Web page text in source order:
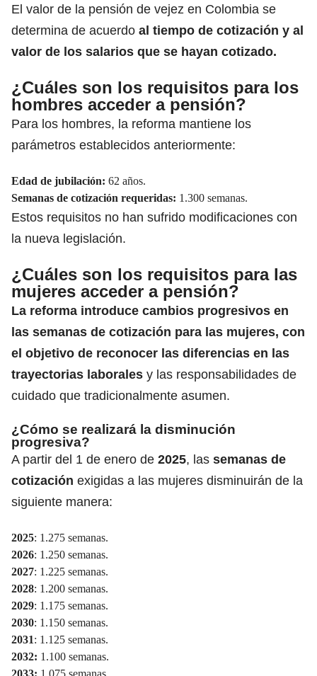
El valor de la pensión de vejez en Colombia se
determina de acuerdo al tiempo de cotización y al
valor de los salarios que se hayan cotizado.
¿Cuáles son los requisitos para los
hombres acceder a pensión?
Para los hombres, la reforma mantiene los
parámetros establecidos anteriormente:
Edad de jubilación: 62 años.
Semanas de cotización requeridas: 1.300 semanas.
Estos requisitos no han sufrido modificaciones con
la nueva legislación.
¿Cuáles son los requisitos para las
mujeres acceder a pensión?
La reforma introduce cambios progresivos en
las semanas de cotización para las mujeres, con
el objetivo de reconocer las diferencias en las
trayectorias laborales y las responsabilidades de
cuidado que tradicionalmente asumen.
¿Cómo se realizará la disminución
progresiva?
A partir del 1 de enero de 2025, las semanas de
cotización exigidas a las mujeres disminuirán de la
siguiente manera:
2025: 1.275 semanas.
2026: 1.250 semanas.
2027: 1.225 semanas.
2028: 1.200 semanas.
2029: 1.175 semanas.
2030: 1.150 semanas.
2031: 1.125 semanas.
2032: 1.100 semanas.
2033: 1.075 semanas.